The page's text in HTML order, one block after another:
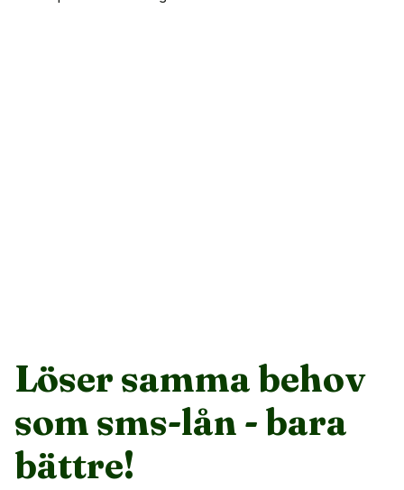
Löser samma behov
som sms-lån - bara
bättre!